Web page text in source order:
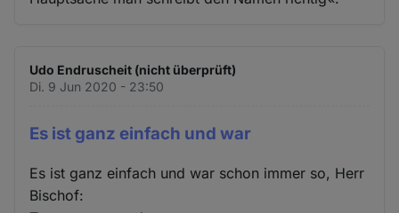
Udo Endruscheit (nicht überprüft)
Di. 9 Jun 2020 - 23:50
Es ist ganz einfach und war
Es ist ganz einfach und war schon immer so, Herr
Bischof: